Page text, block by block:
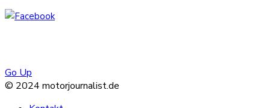
Go Up
© 2024 motorjournalist.de